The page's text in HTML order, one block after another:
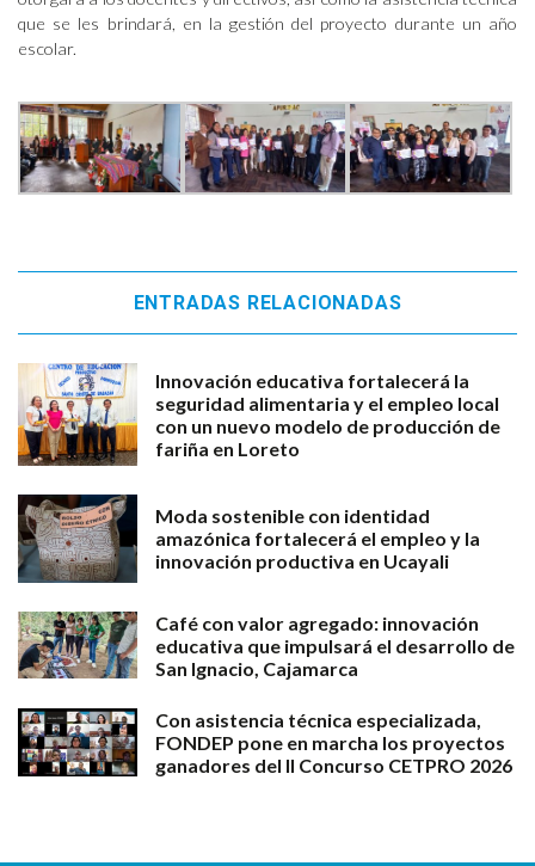
que se les brindará, en la gestión del proyecto durante un año
escolar.
ENTRADAS RELACIONADAS
Innovación educativa fortalecerá la
seguridad alimentaria y el empleo local
con un nuevo modelo de producción de
fariña en Loreto
Moda sostenible con identidad
amazónica fortalecerá el empleo y la
innovación productiva en Ucayali
Café con valor agregado: innovación
educativa que impulsará el desarrollo de
San Ignacio, Cajamarca
Con asistencia técnica especializada,
FONDEP pone en marcha los proyectos
ganadores del II Concurso CETPRO 2026